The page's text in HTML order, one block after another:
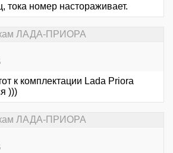
тока номер настораживает.
ЛАДА-ПРИОРА
к комплектации Lada Priora
)))
ЛАДА-ПРИОРА